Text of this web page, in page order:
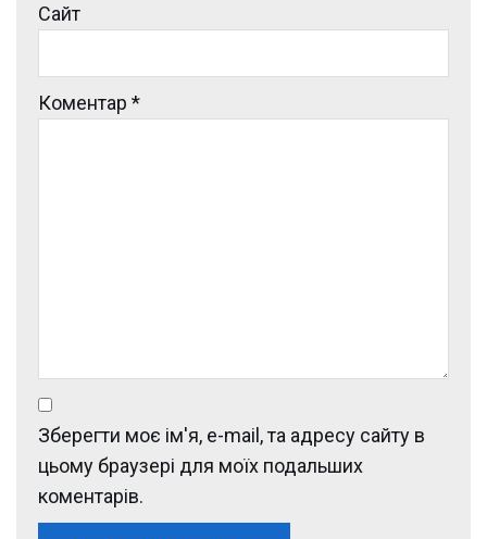
Сайт
Коментар *
Зберегти моє ім'я, e-mail, та адресу сайту в
цьому браузері для моїх подальших
коментарів.